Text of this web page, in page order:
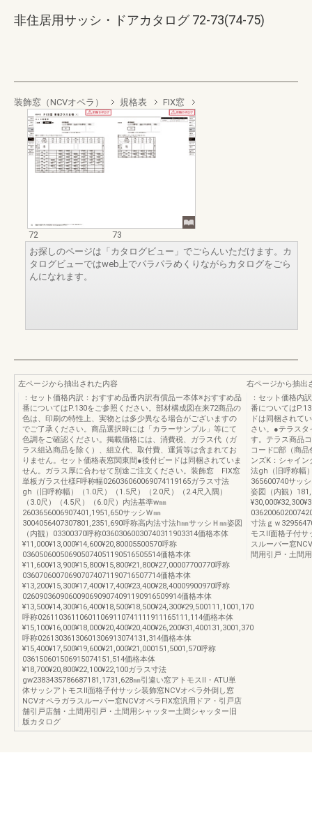
非住居用サッシ・ドアカタログ 72-73(74-75)
装飾窓（NCVオペラ） 規格表 FIX窓
72
73
お探しのページは「カタログビュー」でごらんいただけます。カ
タログビューではweb上でパラパラめくりながらカタログをごら
んになれます。
左ページから抽出された内容
：セット価格内訳：おすすめ品番内訳有償品ー本体※おすすめ品
番についてはP.130をご参照ください。部材構成図在来72商品の
色は、印刷の特性上、実物とは多少異なる場合がございますの
でご了承ください。商品選択時には「カラーサンプル」等にて
色調をご確認ください。掲載価格には、消費税、ガラス代（ガ
ラス組込商品を除く）、組立代、取付費、運賃等は含まれてお
りません。セット価格表窓関東間●後付ビードは同梱されていま
せん。ガラス厚に合わせて別途ご注文ください。装飾窓 FIX窓
単板ガラス仕様F呼称幅026036060069074119165ガラス寸法
gh（旧呼称幅）（1.0尺）（1.5尺）（2.0尺）（2.4尺入隅）
（3.0尺）（4.5尺）（6.0尺）内法基準w㎜
2603656006907401,1951,650サッシＷ㎜
3004056407307801,2351,690呼称高内法寸法h㎜サッシＨ㎜姿図
（内観）03300370呼称03603060030740311903314価格本体
¥11,000¥13,000¥14,600¥20,80005500570呼称
036050600506905074051190516505514価格本体
¥11,600¥13,900¥15,800¥15,800¥21,800¥27,00007700770呼称
036070600706907074071190716507714価格本体
¥13,200¥15,300¥17,400¥17,400¥23,400¥28,40009900970呼称
02609036090600906909074091190916509914価格本体
¥13,500¥14,300¥16,400¥18,500¥18,500¥24,300¥29,500111,1001,170
呼称026110361106011069110741111911165111,114価格本体
¥15,100¥16,000¥18,000¥20,400¥20,400¥26,200¥31,400131,3001,370
呼称02613036130601306913074131,314価格本体
¥15,400¥17,500¥19,600¥21,000¥21,000151,5001,570呼称
036150601506915074151,514価格本体
¥18,700¥20,800¥22,100¥22,100ガラス寸法
gw2383435786687181,1731,628㎜引違い窓アトモスⅡ・ATU単
体サッシアトモスⅡ面格子付サッシ装飾窓NCVオペラ外倒し窓
NCVオペラガラスルーバー窓NCVオペラFIX窓汎用ドア・引戸店
舗引戸店舗・土間用引戸・土間用シャッター土間シャッター旧
版カタログ
右ページから抽出
：セット価格内
番については
ドは同梱されて
さい。●テラスタ
す。テラス商品
コード□部（商品
ンズK：シャイ
法gh（旧呼称幅
365600740サッ
姿図（内観）
寸法ｇｗ
モスⅡ面格子付サ
スルーバー窓
間用引戸・土間